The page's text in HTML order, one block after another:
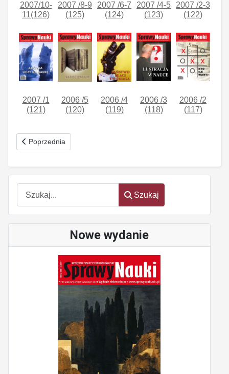
Szukaj
Szukaj
Nowe wydanie
2007/10-
11(126)
2007 /8-9
(125)
2007 /6-7
(124)
2007 /4-5
(123)
2007 /2-3
(122)
2007 /1
(121)
2006 /5
(120)
2006 /4
(119)
2006 /3
(118)
2006 /2
(117)
Poprzednia strona: Wykluczeni Nr 6-7 (133) czerwiec-lipiec
Poprzednia